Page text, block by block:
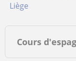
Liège
Cours